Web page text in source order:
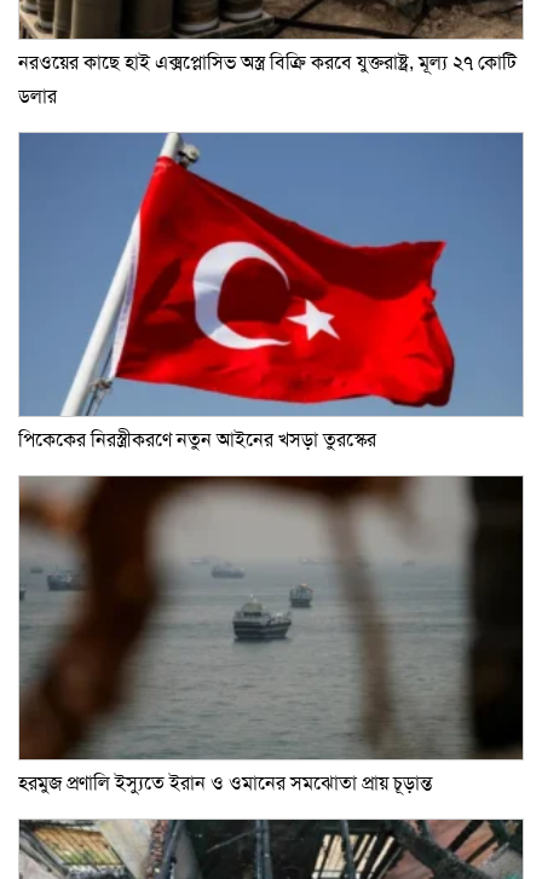
নরওয়ের কাছে হাই এক্সপ্লোসিভ অস্ত্র বিক্রি করবে যুক্তরাষ্ট্র, মূল্য ২৭ কোটি
ডলার
পিকেকের নিরস্ত্রীকরণে নতুন আইনের খসড়া তুরস্কের
হরমুজ প্রণালি ইস্যুতে ইরান ও ওমানের সমঝোতা প্রায় চূড়ান্ত